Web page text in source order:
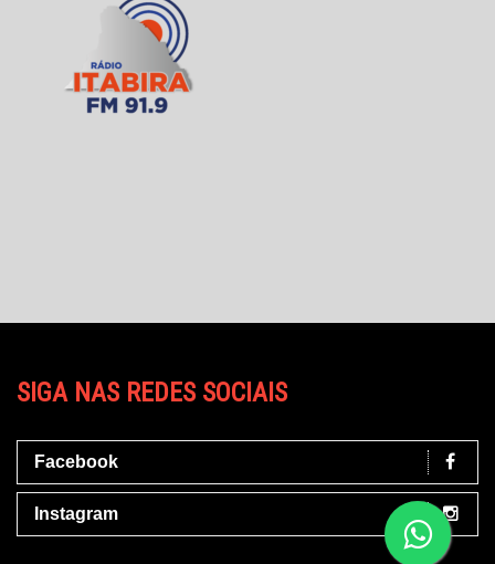
SIGA NAS REDES SOCIAIS
Facebook
Instagram